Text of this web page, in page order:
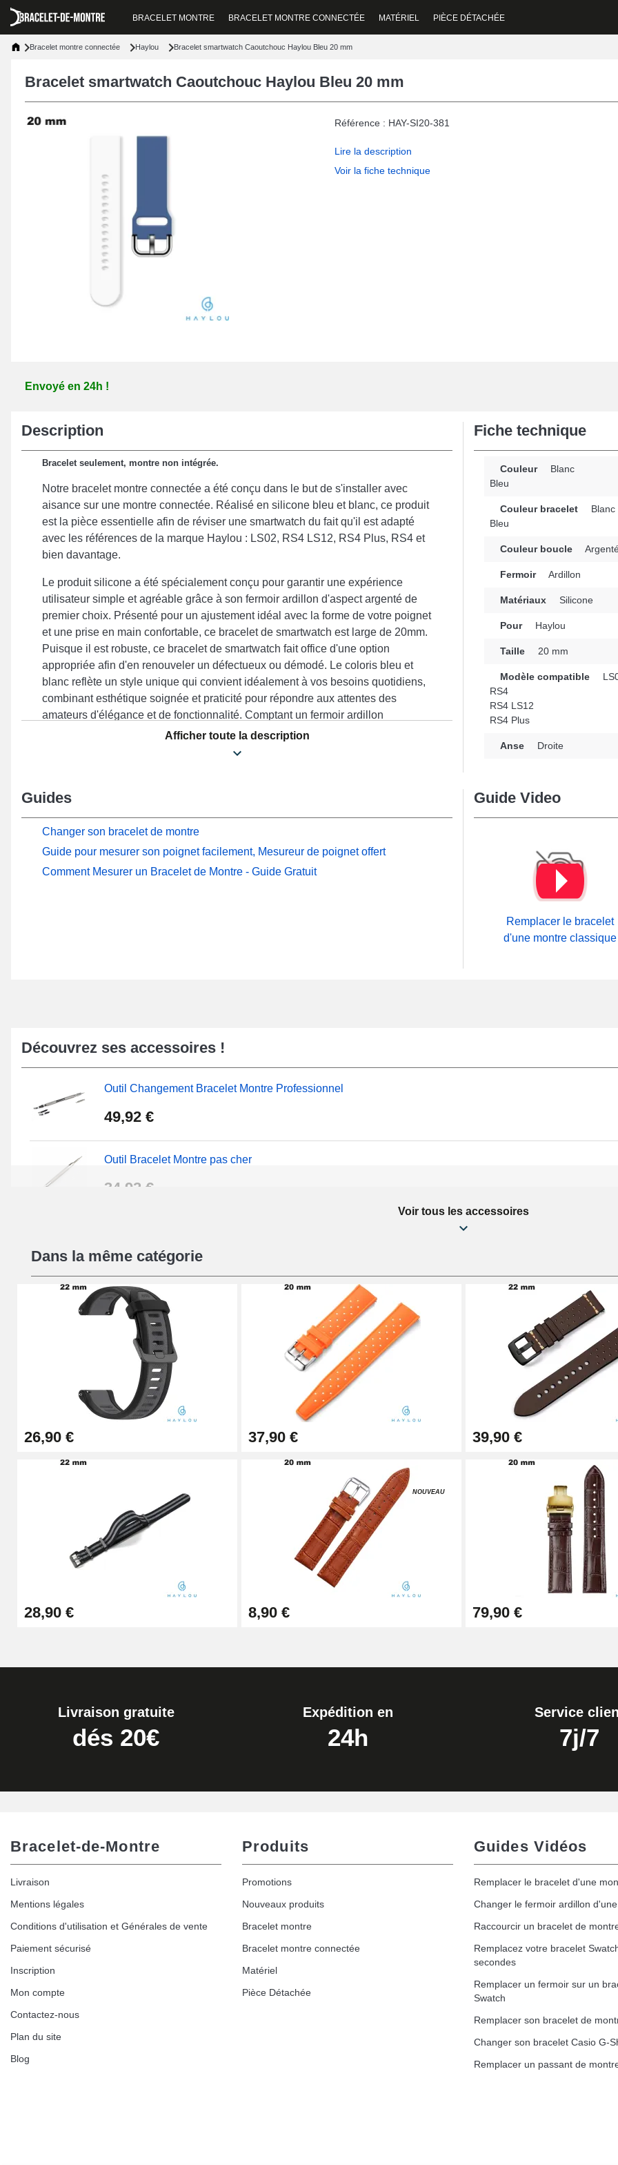
BRACELET MONTRE BRACELET MONTRE CONNECTÉE MATÉRIEL PIÈCE DÉTACHÉE
Bracelet montre connectée Haylou Bracelet smartwatch Caoutchouc Haylou Bleu 20 mm
Bracelet smartwatch Caoutchouc Haylou Bleu 20 mm
Référence : HAY-SI20-381
Lire la description
Voir la fiche technique
Envoyé en 24h !
Description
Bracelet seulement, montre non intégrée.
Notre bracelet montre connectée a été conçu dans le but de s'installer avec
aisance sur une montre connectée. Réalisé en silicone bleu et blanc, ce produit
est la pièce essentielle afin de réviser une smartwatch du fait qu'il est adapté
avec les références de la marque Haylou : LS02, RS4 LS12, RS4 Plus, RS4 et
bien davantage.
Le produit silicone a été spécialement conçu pour garantir une expérience
utilisateur simple et agréable grâce à son fermoir ardillon d'aspect argenté de
premier choix. Présenté pour un ajustement idéal avec la forme de votre poignet
et une prise en main confortable, ce bracelet de smartwatch est large de 20mm.
Puisque il est robuste, ce bracelet de smartwatch fait office d'une option
appropriée afin d'en renouveler un défectueux ou démodé. Le coloris bleu et
blanc reflète un style unique qui convient idéalement à vos besoins quotidiens,
combinant esthétique soignée et praticité pour répondre aux attentes des
amateurs d'élégance et de fonctionnalité. Comptant un fermoir ardillon
d'excellente qualité, cette sorte de bracelet pour montre connectée est utilisable
avec le design RS4 Plus, LS02, RS4 LS12, RS4 et bien plus de la marque
Afficher toute la description
Fiche technique
Couleur
Blanc
Bleu
Couleur bracelet
Blanc
Bleu
Couleur boucle
Fermoir Ardillon
Matériaux Silicone
Pour Haylou
Taille 20 mm
Modèle compatible
RS4
RS4 LS12
RS4 Plus
Anse Droite
Guides
Changer son bracelet de montre
Guide pour mesurer son poignet facilement, Mesureur de poignet offert
Comment Mesurer un Bracelet de Montre - Guide Gratuit
Guide Video
Remplacer le bracelet
d'une montre classique
Découvrez ses accessoires !
Outil Changement Bracelet Montre Professionnel
49,92 €
Outil Bracelet Montre pas cher
34,92 €
16,90 €
Pied à Coulisse Numérique
9,90 €
Kit Horlogerie Débutant
26,90 €
Boîte Pompe Bracelet Montre - Diamètre 1,50 mm - 8 à 25 mm
Boîte Pompe pour Bracelet Montre - Diamètre 1,80 mm - 8 à 25 mm
19,90 €
Extracteur de Bracelet de Montre Facile
Voir tous les accessoires
Dans la même catégorie
26,90 € 37,90 € 39,90 €
28,90 €
NOUVEAU
8,90 € 79,90 €
Livraison gratuite
dés 20€
Expédition en
24h
Service
7j/7
Bracelet-de-Montre
Livraison
Mentions légales
Conditions d'utilisation et Générales de vente
Paiement sécurisé
Inscription
Mon compte
Contactez-nous
Plan du site
Blog
Produits
Promotions
Nouveaux produits
Bracelet montre
Bracelet montre connectée
Matériel
Pièce Détachée
Guides Vidéos
Remplacer le bracelet d'une
Changer le fermoir ardillon
Raccourcir un bracelet de
Remplacez votre bracelet
secondes
Remplacer un fermoir sur un
Swatch
Remplacer son bracelet de
Changer son bracelet Casio G-
Remplacer un passant de